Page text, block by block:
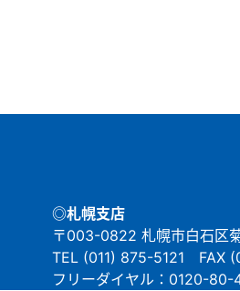
◎札幌支店
〒003-0822 札幌市白石区
TEL (011) 875-5121 FAX
フリーダイヤル：0120-80-